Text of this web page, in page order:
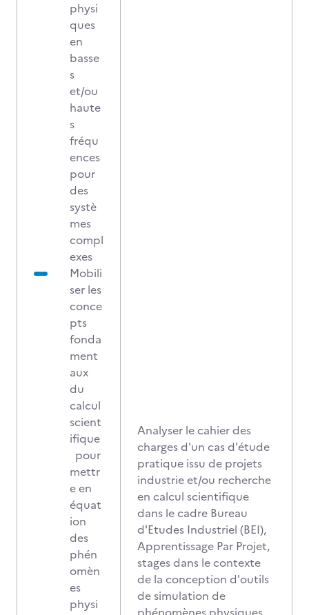
physi
ques
en
basse
s
et/ou
haute
s
fréqu
ences
pour
des
systè
mes
compl
exes
Mobili
ser les
conce
pts
fonda
ment
aux
du
calcul
scient
ifique
pour
mettr
e en
équat
ion
des
phén
omèn
es
physi
Analyser le cahier des
charges d'un cas d'étude
pratique issu de projets
industrie et/ou recherche
en calcul scientifique
dans le cadre Bureau
d'Etudes Industriel (BEI),
Apprentissage Par Projet,
stages dans le contexte
de la conception d'outils
de simulation de